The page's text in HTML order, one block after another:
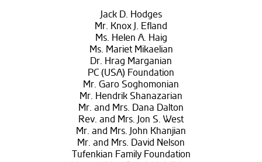
Jack D. Hodges
Mr. Knox J. Efland
Ms. Helen A. Haig
Ms. Mariet Mikaelian
Dr. Hrag Marganian
PC (USA) Foundation
Mr. Garo Soghomonian
Mr. Hendrik Shanazarian
Mr. and Mrs. Dana Dalton
Rev. and Mrs. Jon S. West
Mr. and Mrs. John Khanjian
Mr. and Mrs. David Nelson
Tufenkian Family Foundation